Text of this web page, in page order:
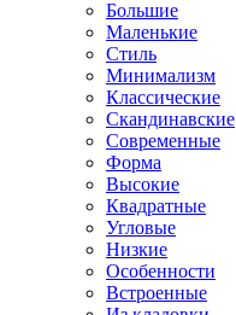
Большие
Маленькие
Стиль
Минимализм
Классические
Скандинавские
Современные
Форма
Высокие
Квадратные
Угловые
Низкие
Особенности
Встроенные